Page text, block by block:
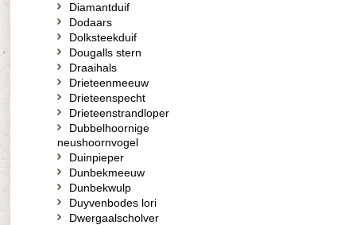
Diamantduif
Dodaars
Dolksteekduif
Dougalls stern
Draaihals
Drieteenmeeuw
Drieteenspecht
Drieteenstrandloper
Dubbelhoornige
neushoornvogel
Duinpieper
Dunbekmeeuw
Dunbekwulp
Duyvenbodes lori
Dwergaalscholver